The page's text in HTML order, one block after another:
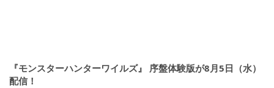
『モンスターハンターワイルズ』 序盤体験版が8月5日（水）
配信！